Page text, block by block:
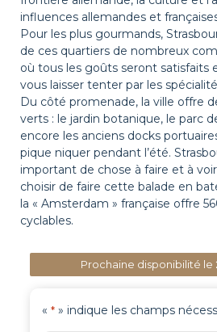
influences allemandes et
Pour les plus gourmands,
de ces quartiers de nombreux
où tous les goûts seront satisfaits
vous laisser tenter par les
Du côté promenade, la ville offre
verts : le jardin botanique, le parc
encore les anciens docks
pique niquer pendant l’été.
important de chose à faire et à
choisir de faire cette balade en
la « Amsterdam » française offre
cyclables.
Prochaine disponibilité le
« *» indique les champs